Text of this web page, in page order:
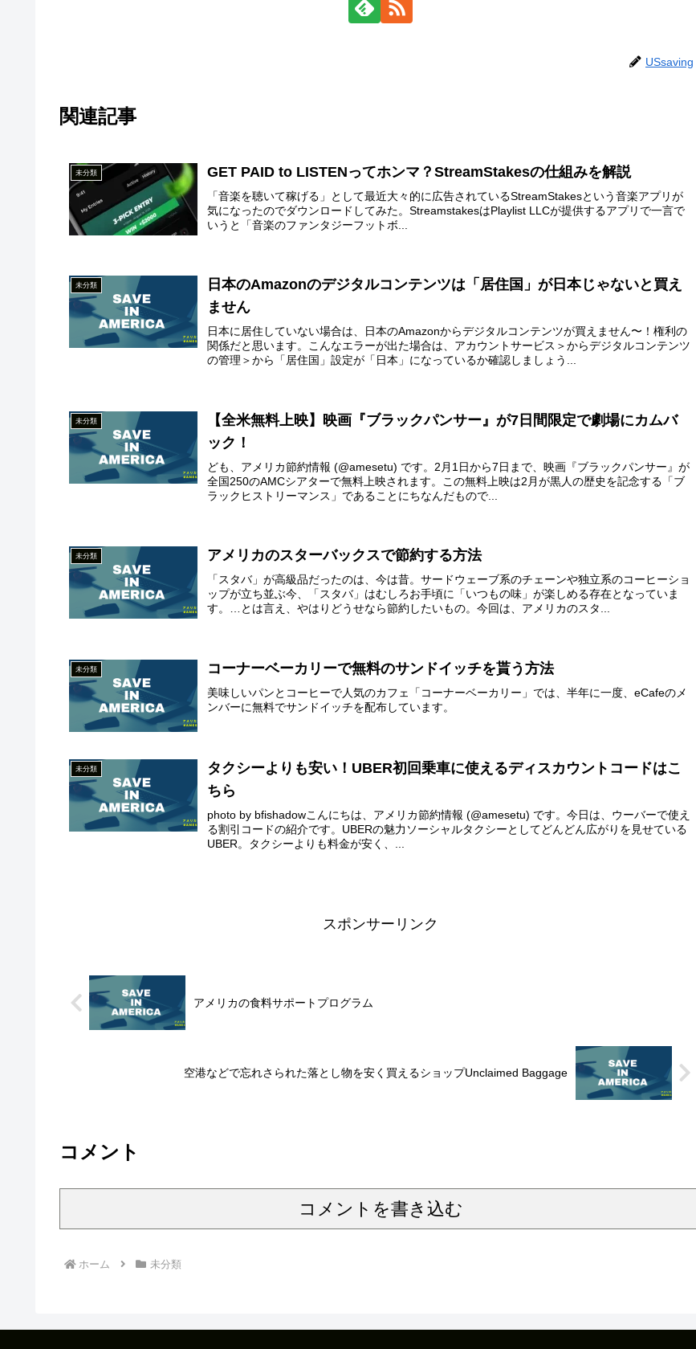
USsaving
関連記事
未分類 GET PAID to LISTENってホンマ？StreamStakesの仕組みを解説
「音楽を聴いて稼げる」として最近大々的に広告されているStreamStakesという音楽アプリが
気になったのでダウンロードしてみた。StreamstakesはPlaylist LLCが提供するアプリで一言で
いうと「音楽のファンタジーフットボ...
未分類
日本のAmazonのデジタルコンテンツは「居住国」が日本じゃないと買え
ません
日本に居住していない場合は、日本のAmazonからデジタルコンテンツが買えません〜！権利の
関係だと思います。こんなエラーが出た場合は、アカウントサービス＞からデジタルコンテンツ
の管理＞から「居住国」設定が「日本」になっているか確認しましょう...
未分類
【全米無料上映】映画『ブラックパンサー』が7日間限定で劇場にカムバ
ック！
ども、アメリカ節約情報 (@amesetu) です。2月1日から7日まで、映画『ブラックパンサー』が
全国250のAMCシアターで無料上映されます。この無料上映は2月が黒人の歴史を記念する「ブ
ラックヒストリーマンス」であることにちなんだもので...
未分類 アメリカのスターバックスで節約する方法
「スタバ」が高級品だったのは、今は昔。サードウェーブ系のチェーンや独立系のコーヒーショ
ップが立ち並ぶ今、「スタバ」はむしろお手頃に「いつもの味」が楽しめる存在となっていま
す。…とは言え、やはりどうせなら節約したいもの。今回は、アメリカのスタ...
未分類 コーナーベーカリーで無料のサンドイッチを貰う方法
美味しいパンとコーヒーで人気のカフェ「コーナーベーカリー」では、半年に一度、eCafeのメ
ンバーに無料でサンドイッチを配布しています。
未分類
タクシーよりも安い！UBER初回乗車に使えるディスカウントコードはこ
ちら
photo by bfishadowこんにちは、アメリカ節約情報 (@amesetu) です。今日は、ウーバーで使え
る割引コードの紹介です。UBERの魅力ソーシャルタクシーとしてどんどん広がりを見せている
UBER。タクシーよりも料金が安く、...
スポンサーリンク
アメリカの食料サポートプログラム
空港などで忘れさられた落とし物を安く買えるショップUnclaimed Baggage
コメント
コメントを書き込む
ホーム 未分類